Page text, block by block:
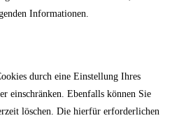
Informationen.
durch eine Einstellung Ihres
einschränken. Ebenfalls können Sie
löschen. Die hierfür erforderlichen